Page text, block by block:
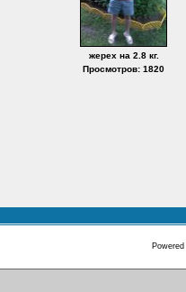
жерех на 2.8 кг.
Просмотров: 1820